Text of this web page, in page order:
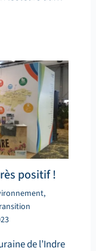
positif !
,
de l’Indre